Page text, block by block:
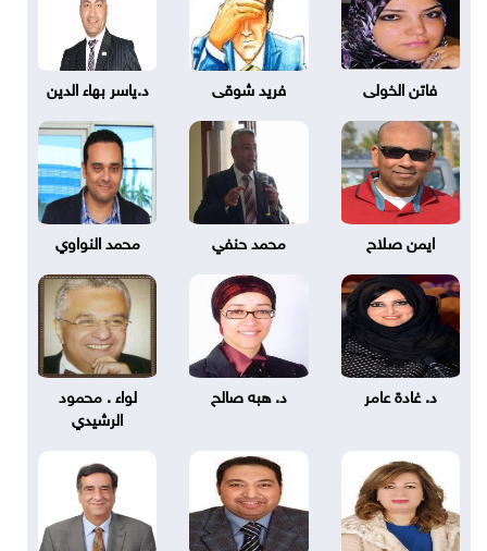
فاتن الخولى فريد شوقى د.ياسر بهاء الدين
ايمن صلاح محمد حنفي محمد النواوي
د. غادة عامر د. هبه صالح
لواء . محمود
الرشيدي